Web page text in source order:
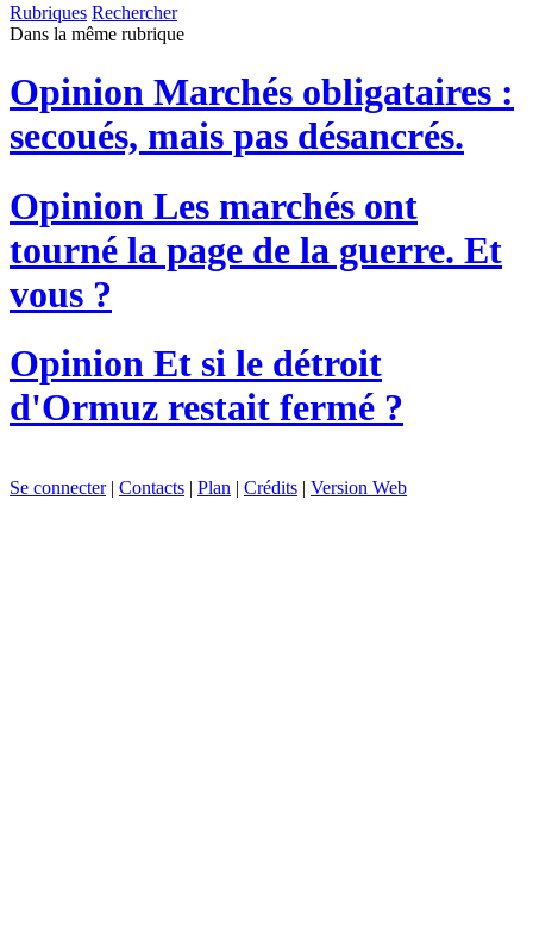
Rubriques Rechercher
Dans la même rubrique
Opinion Marchés obligataires :
secoués, mais pas désancrés.
Opinion Les marchés ont
tourné la page de la guerre. Et
vous ?
Opinion Et si le détroit
d'Ormuz restait fermé ?
Se connecter| Contacts | Plan | Crédits | Version Web